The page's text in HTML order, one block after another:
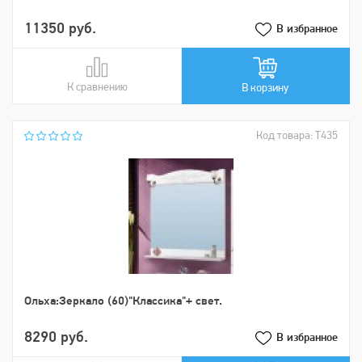
11350 руб. В избранное
К сравнению
В сравнении В корзину
Код товара: Т435
Ольха:Зеркало (60)"Классика"+ свет.
8290 руб. В избранное